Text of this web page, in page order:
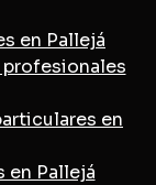
en Pallejá
profesionales
en
en Pallejá